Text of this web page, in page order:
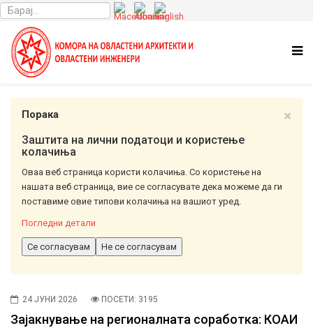
×
Порака
Заштита на лични податоци и користење
колачиња
Оваа веб страница користи колачиња. Со користење на
нашата веб страница, вие се согласувате дека можеме да ги
поставиме овие типови колачиња на вашиот уред.
Погледни детали
Се согласувам Не се согласувам
24 ЈУНИ 2026 ПОСЕТИ: 3195
Зајакнување на регионалната соработка: КОАИ